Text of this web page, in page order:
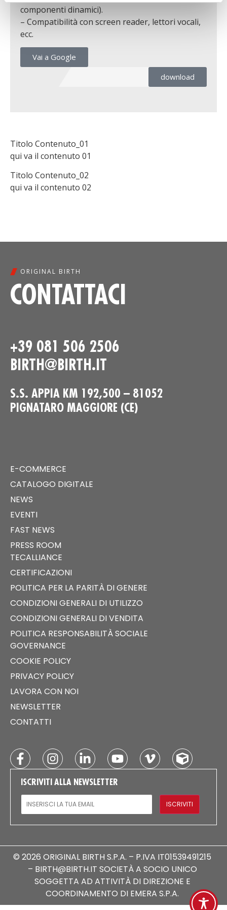
componenti dinamici).
– Compatibilità con screen reader, lettori vocali,
ecc.
Vai a Google
download
Titolo Contenuto_01
qui va il contenuto 01
Titolo Contenuto_02
qui va il contenuto 02
ORIGINAL BIRTH
CONTATTACI
+39 081 506 2506
BIRTH@BIRTH.IT
S.S. APPIA KM 192,500 – 81052
PIGNATARO MAGGIORE (CE)
E-COMMERCE
CATALOGO DIGITALE
NEWS
EVENTI
FAST NEWS
PRESS ROOM
TECALLIANCE
CERTIFICAZIONI
POLITICA PER LA PARITÀ DI GENERE
CONDIZIONI GENERALI DI UTILIZZO
CONDIZIONI GENERALI DI VENDITA
POLITICA RESPONSABILITÀ SOCIALE
GOVERNANCE
COOKIE POLICY
PRIVACY POLICY
LAVORA CON NOI
NEWSLETTER
CONTATTI
ISCRIVITI ALLA NEWSLETTER
EMAIL
ISCRIVITI
© 2026 ORIGINAL BIRTH S.P.A. – P.IVA IT01539491215
– BIRTH@BIRTH.IT SOCIETÀ A SOCIO UNICO
SOGGETTA AD ATTIVITÀ DI DIREZIONE E
COORDINAMENTO DI EMERA S.P.A.